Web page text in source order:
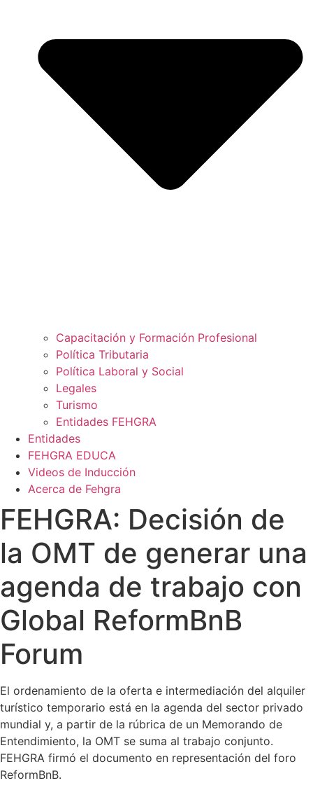
Capacitación y Formación Profesional
Política Tributaria
Política Laboral y Social
Legales
Turismo
Entidades FEHGRA
Entidades
FEHGRA EDUCA
Videos de Inducción
Acerca de Fehgra
FEHGRA: Decisión de
la OMT de generar una
agenda de trabajo con
Global ReformBnB
Forum
El ordenamiento de la oferta e intermediación del alquiler
turístico temporario está en la agenda del sector privado
mundial y, a partir de la rúbrica de un Memorando de
Entendimiento, la OMT se suma al trabajo conjunto.
FEHGRA firmó el documento en representación del foro
ReformBnB.